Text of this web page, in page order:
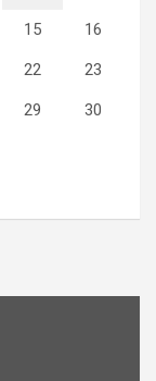
15 16
22 23
29 30